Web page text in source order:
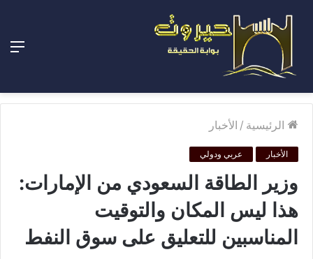
الرئيسية / الأخبار
الأخبار عربي ودولي
وزير الطاقة السعودي من الإمارات:
هذا ليس المكان والتوقيت
المناسبين للتعليق على سوق النفط